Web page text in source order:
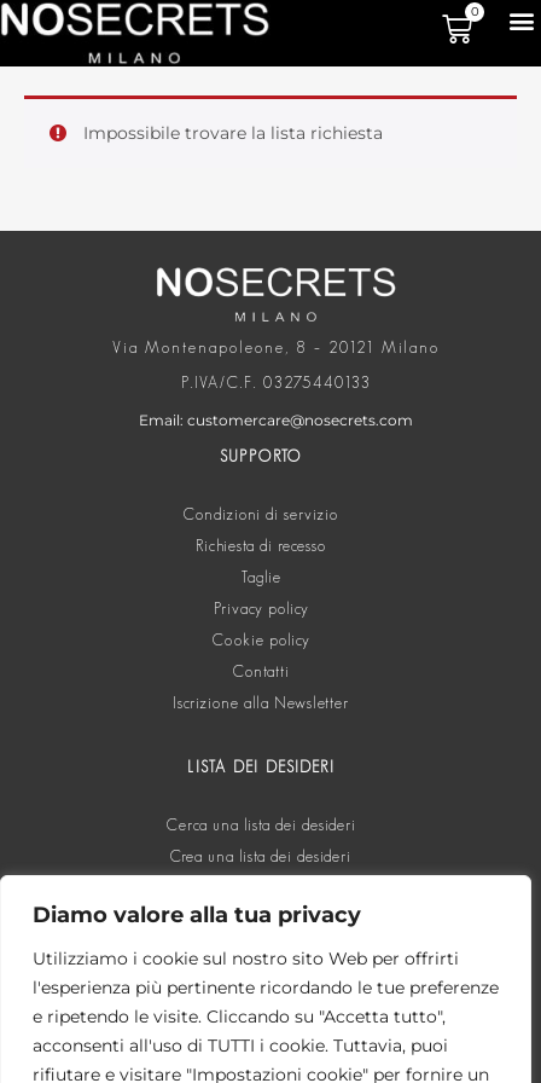
Diamo valore alla tua privacy
Utilizziamo i cookie sul nostro sito Web per offrirti
l'esperienza più pertinente ricordando le tue preferenze
e ripetendo le visite. Cliccando su "Accetta tutto",
acconsenti all'uso di TUTTI i cookie. Tuttavia, puoi
rifiutare e visitare "Impostazioni cookie" per fornire un
0
Impossibile trovare la lista richiesta
Via Montenapoleone, 8 – 20121 Milano
P.IVA/C.F. 03275440133
Email: customercare@nosecrets.com
SUPPORTO
Condizioni di servizio
Richiesta di recesso
Taglie
Privacy policy
Cookie policy
Contatti
Iscrizione alla Newsletter
LISTA DEI DESIDERI
Cerca una lista dei desideri
Crea una lista dei desideri
SOCIAL